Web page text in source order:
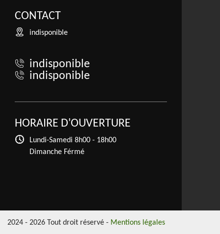
CONTACT
indisponible
indisponible
indisponible
HORAIRE D'OUVERTURE
Lundi-Samedi 8h00 - 18h00
Dimanche Férmé
2024 - 2026 Tout droit réservé - Mentions légales